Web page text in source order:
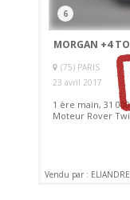
6
MORGAN +4
(75) PARIS
23 avril 2017
1 ère main, 31
Moteur Rover
Vendu par :